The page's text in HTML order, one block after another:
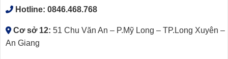
Hotline: 0846.468.768
Cơ sở 12: 51 Chu Văn An – P.Mỹ Long – TP.Long Xuyên –
An Giang